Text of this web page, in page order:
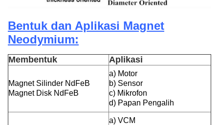
Bentuk dan Aplikasi Magnet
Neodymium:
Membentuk Aplikasi
Magnet Silinder NdFeB
Magnet Disk NdFeB
a) Motor
b) Sensor
c) Mikrofon
d) Papan Pengalih
a) VCM